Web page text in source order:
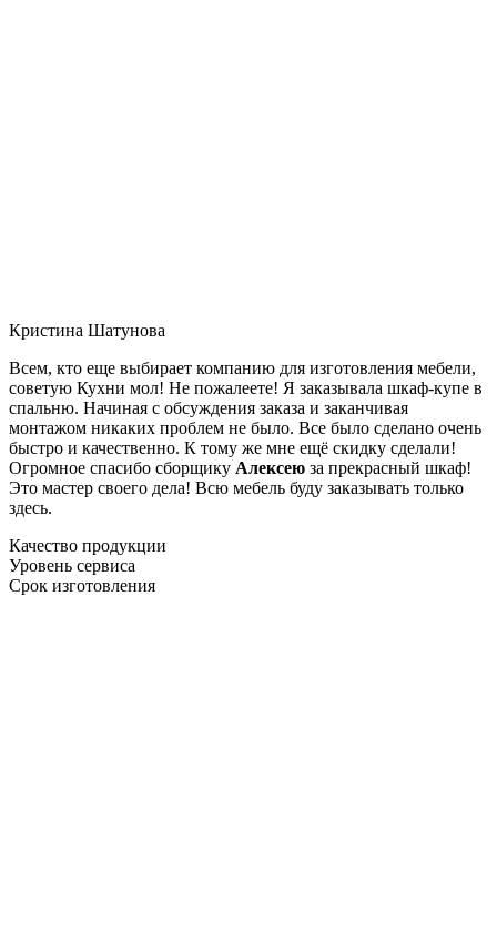
Кристина Шатунова
Всем, кто еще выбирает компанию для изготовления мебели,
советую Кухни мол! Не пожалеете! Я заказывала шкаф-купе в
спальню. Начиная с обсуждения заказа и заканчивая
монтажом никаких проблем не было. Все было сделано очень
быстро и качественно. К тому же мне ещё скидку сделали!
Огромное спасибо сборщику Алексею за прекрасный шкаф!
Это мастер своего дела! Всю мебель буду заказывать только
здесь.
Качество продукции
Уровень сервиса
Срок изготовления